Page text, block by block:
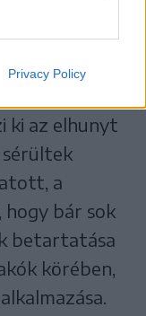
Privacy Policy
a mai napig
ki az elhunyt
sérültek
a
bár sok
betartatása
körében,